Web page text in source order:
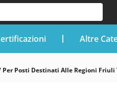
Altre
Posti Destinati Alle Regioni